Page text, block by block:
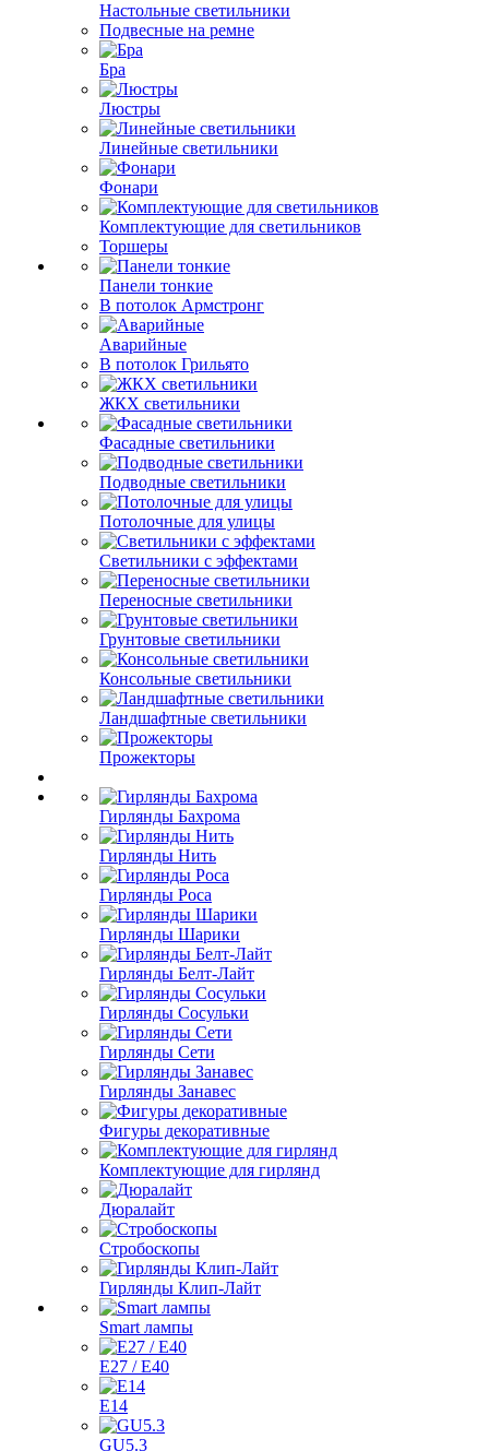
Настольные светильники
Подвесные на ремне
Бра
Люстры
Линейные светильники
Фонари
Комплектующие для светильников
Торшеры
Панели тонкие
В потолок Армстронг
Аварийные
В потолок Грильято
ЖКХ светильники
Фасадные светильники
Подводные светильники
Потолочные для улицы
Светильники с эффектами
Переносные светильники
Грунтовые светильники
Консольные светильники
Ландшафтные светильники
Прожекторы
Гирлянды Бахрома
Гирлянды Нить
Гирлянды Роса
Гирлянды Шарики
Гирлянды Белт-Лайт
Гирлянды Сосульки
Гирлянды Сети
Гирлянды Занавес
Фигуры декоративные
Комплектующие для гирлянд
Дюралайт
Стробоскопы
Гирлянды Клип-Лайт
Smart лампы
E27 / E40
E14
GU5.3